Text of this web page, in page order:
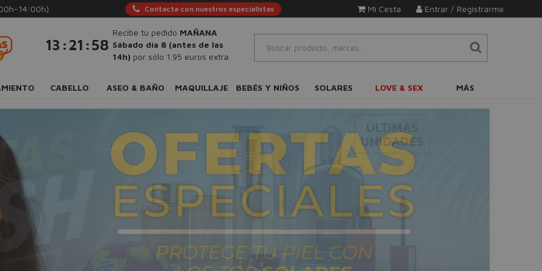
14:00h) Contacta con nuestros especialistas Entrar / Registrarme
Mi Cesta
13 : 21 :57
Recibe tu pedido MAÑANA
Sábado día 8 (antes de las
14h) por sólo 1.95 euros extra
CABELLO ASEO & BAÑO MAQUILLAJE BEBÉS Y NIÑOS SOLARES LOVE & SEX MÁS